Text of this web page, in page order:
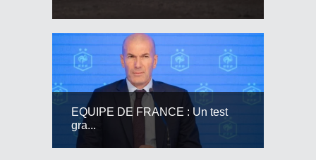
EQUIPE DE FRANCE : Un test
gra...